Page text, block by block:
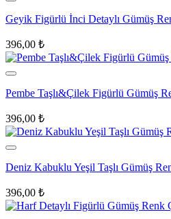
Geyik Figürlü İnci Detaylı Gümüş
396,00 ₺
Pembe Taşlı&Çilek Figürlü Gümüş
396,00 ₺
Deniz Kabuklu Yeşil Taşlı Gümüş
396,00 ₺